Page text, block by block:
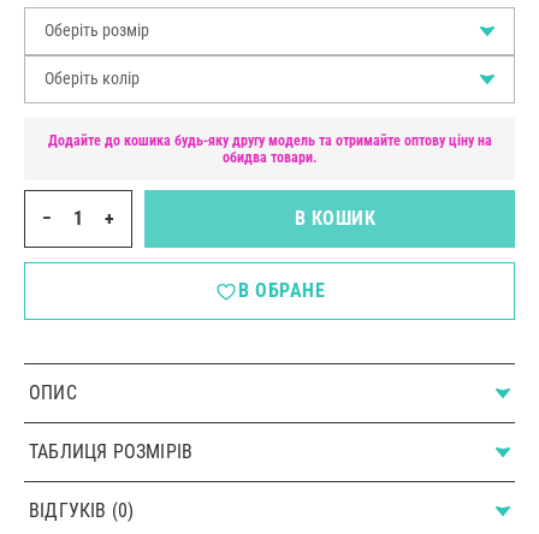
Оберіть розмір
Оберіть колір
Додайте до кошика будь-яку другу модель та отримайте оптову ціну на
обидва товари.
− + В КОШИК
В ОБРАНЕ
ОПИС
ТАБЛИЦЯ РОЗМІРІВ
ВІДГУКІВ (0)